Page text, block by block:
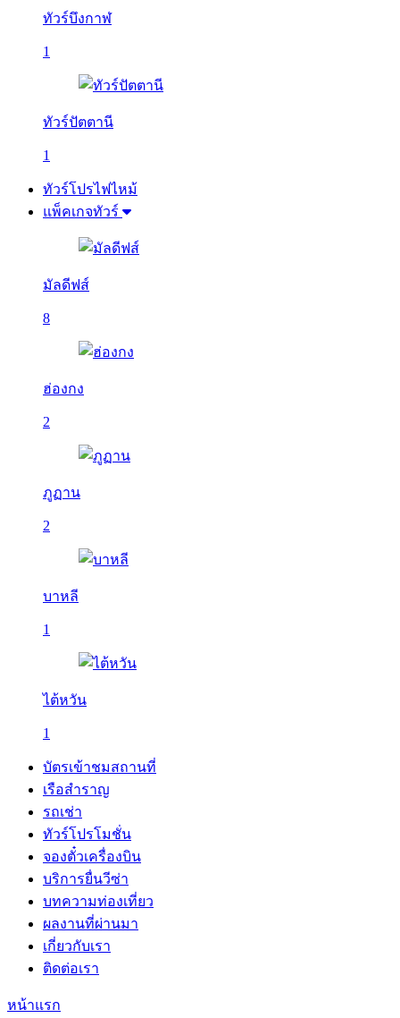
ทัวร์บึงกาฬ
1
ทัวร์ปัตตานี
1
ทัวร์โปรไฟไหม้
แพ็คเกจทัวร์
มัลดีฟส์
8
ฮ่องกง
2
ภูฏาน
2
บาหลี
1
ไต้หวัน
1
บัตรเข้าชมสถานที่
เรือสำราญ
รถเช่า
ทัวร์โปรโมชั่น
จองตั๋วเครื่องบิน
บริการยื่นวีซ่า
บทความท่องเที่ยว
ผลงานที่ผ่านมา
เกี่ยวกับเรา
ติดต่อเรา
หน้าแรก